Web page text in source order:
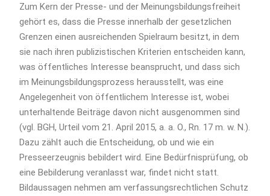
Zum Kern der Presse- und der Meinungsbildungsfreiheit
gehört es, dass die Presse innerhalb der gesetzlichen
Grenzen einen ausreichenden Spielraum besitzt, in dem
sie nach ihren publizistischen Kriterien entscheiden kann,
was öffentliches Interesse beansprucht, und dass sich
im Meinungsbildungsprozess herausstellt, was eine
Angelegenheit von öffentlichem Interesse ist, wobei
unterhaltende Beiträge davon nicht ausgenommen sind
(vgl. BGH, Urteil vom 21. April 2015, a. a. O., Rn. 17 m. w. N.).
Dazu zählt auch die Entscheidung, ob und wie ein
Presseerzeugnis bebildert wird. Eine Bedürfnisprüfung, ob
eine Bebilderung veranlasst war, findet nicht statt.
Bildaussagen nehmen am verfassungsrechtlichen Schutz